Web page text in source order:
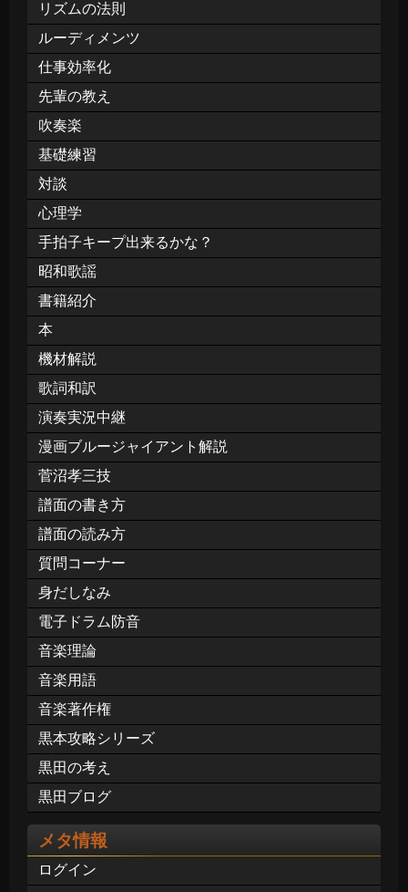
リズムの法則
ルーディメンツ
仕事効率化
先輩の教え
吹奏楽
基礎練習
対談
心理学
手拍子キープ出来るかな？
昭和歌謡
書籍紹介
本
機材解説
歌詞和訳
演奏実況中継
漫画ブルージャイアント解説
菅沼孝三技
譜面の書き方
譜面の読み方
質問コーナー
身だしなみ
電子ドラム防音
音楽理論
音楽用語
音楽著作権
黒本攻略シリーズ
黒田の考え
黒田ブログ
メタ情報
ログイン